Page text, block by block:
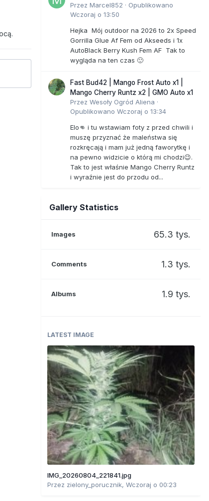
Przez Marcel852 · Opublikowano
Wczoraj o 13:50
Hejka Mój outdoor na 2026 to 2x Speed
Gorrilla Glue Af Fem od Akseeds i 1x
AutoBlack Berry Kush Fem AF Tak to
wygląda na ten czas 🙂
Fast Bud42 | Mango Frost Auto x1 |
Mango Cherry Runtz x2 | GMO Auto x1
Przez Wesoły Ogród Aliena ·
Opublikowano Wczoraj o 13:34
Elo👊 i tu wstawiam foty z przed chwili i
muszę przyznać że maleństwa się
rozkręcają i mam już jedną faworytkę i
na pewno widzicie o którą mi chodzi😉.
Tak to jest właśnie Mango Cherry Runtz
i wyraźnie jest do przodu od...
Gallery Statistics
Images 65.3 tys.
Comments 1.3 tys.
Albums 1.9 tys.
LATEST IMAGE
IMG_20260804_221841.jpg
Przez zielony_porucznik, Wczoraj o 00:23